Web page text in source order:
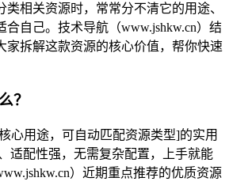
相关资源时，常常分不清它的用途、
合自己。技术导航（www.jshkw.cn）结
家拆解这款资源的核心价值，帮你快速
？
心用途，可自动匹配资源类型]的实用
适配性强，无需复杂配置，上手就能
）近期重点推荐的优质资源